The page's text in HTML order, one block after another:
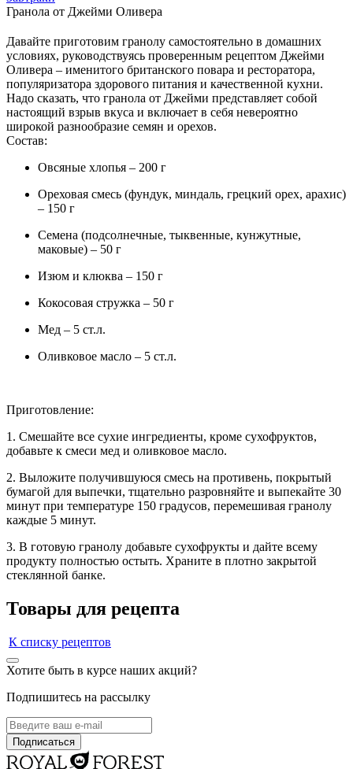
Гранола от Джейми Оливера
Давайте приготовим гранолу самостоятельно в домашних
условиях, руководствуясь проверенным рецептом Джейми
Оливера – именитого британского повара и ресторатора,
популяризатора здорового питания и качественной кухни.
Надо сказать, что гранола от Джейми представляет собой
настоящий взрыв вкуса и включает в себя невероятно
широкой разнообразие семян и орехов.
Состав:
Овсяные хлопья – 200 г
Ореховая смесь (фундук, миндаль, грецкий орех, арахис)
– 150 г
Семена (подсолнечные, тыквенные, кунжутные,
маковые) – 50 г
Изюм и клюква – 150 г
Кокосовая стружка – 50 г
Мед – 5 ст.л.
Оливковое масло – 5 ст.л.
Приготовление:
1. Смешайте все сухие ингредиенты, кроме сухофруктов,
добавьте к смеси мед и оливковое масло.
2. Выложите получившуюся смесь на противень, покрытый
бумагой для выпечки, тщательно разровняйте и выпекайте 30
минут при температуре 150 градусов, перемешивая гранолу
каждые 5 минут.
3. В готовую гранолу добавьте сухофрукты и дайте всему
продукту полностью остыть. Храните в плотно закрытой
стеклянной банке.
Товары для рецепта
К списку рецептов
Хотите быть в курсе наших акций?
Подпишитесь на рассылку